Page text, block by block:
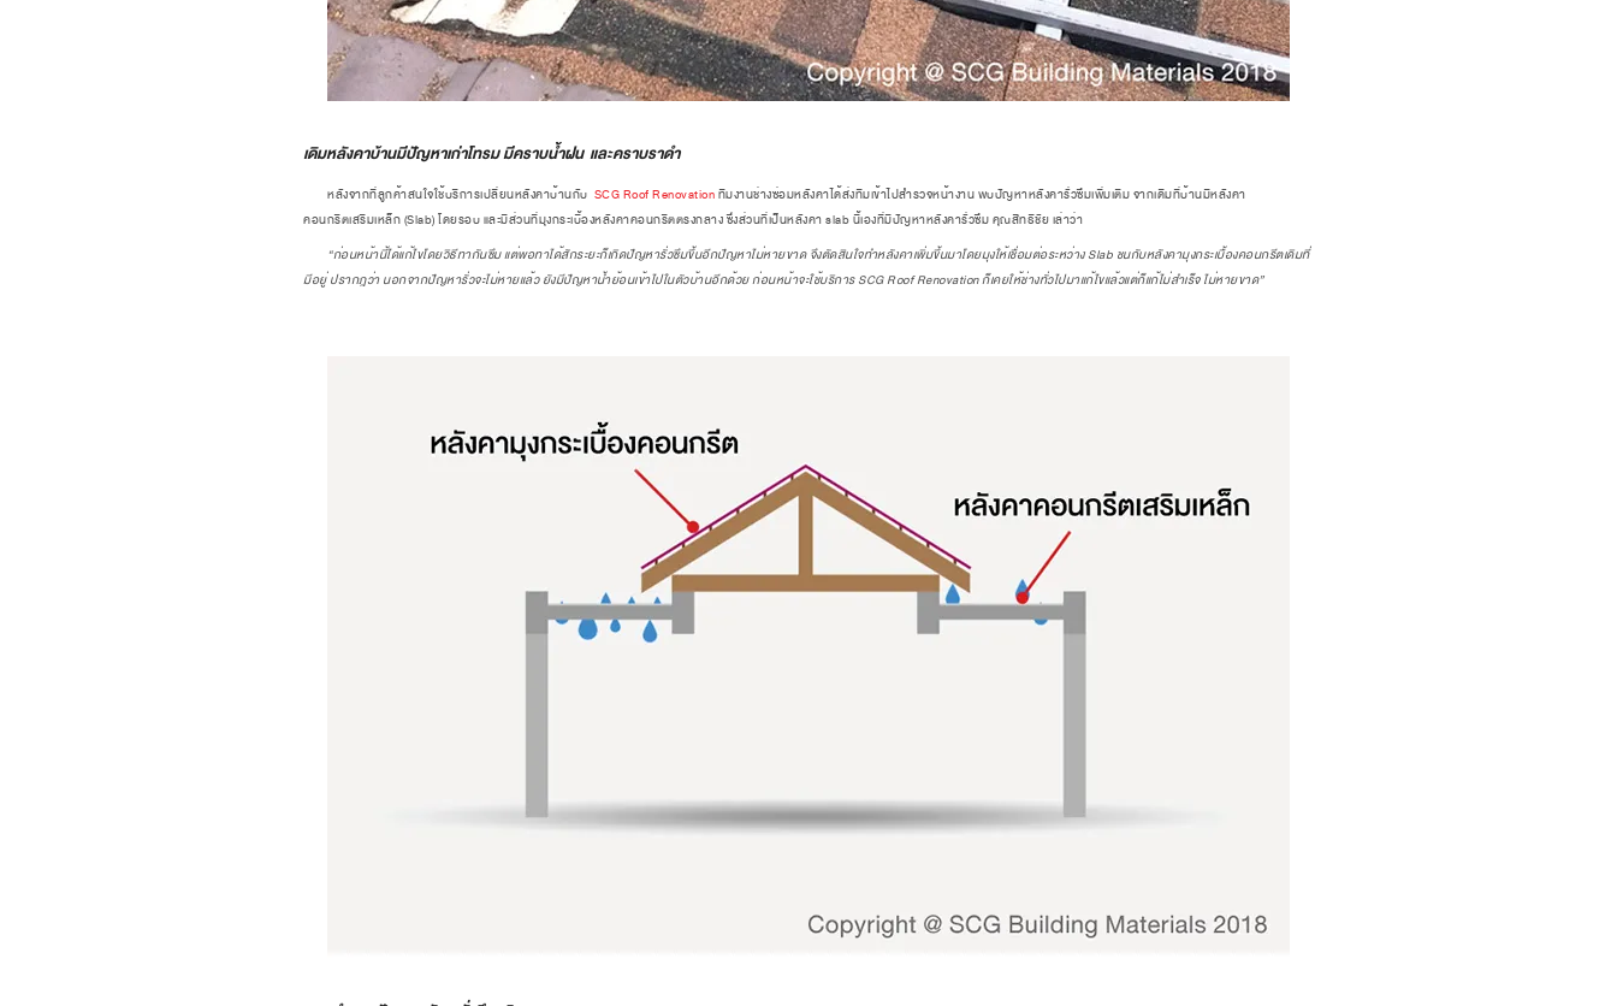
เดิมหลังคาบ้านมีปัญหาเก่าโทรม มีคราบน้ำฝน และคราบราดำ
หลังจากที่ลูกค้าสนใจใช้บริการเปลี่ยนหลังคาบ้านกับ SCG Roof Renovationทีมงานช่างซ่อมหลังคาได้ส่งทีมเข้าไปสำรวจหน้างาน พบปัญหาหลังคารั่วซึมเพิ่มเติม จากเดิมที่บ้านมีหลังคา
คอนกรีตเสริมเหล็ก (Slab) โดยรอบ และมีส่วนที่มุงกระเบื้องหลังคาคอนกรีตตรงกลาง ซึ่งส่วนที่เป็นหลังคา slab นี้เองที่มีปัญหาหลังคารั่วซึม คุณสิทธิชัย เล่าว่า
“ก่อนหน้านี้ได้แก้ไขโดยวิธีทากันซึม แต่พอทาได้สักระยะก็เกิดปัญหารั่วซึมขึ้นอีกปัญหาไม่หายขาด จึงตัดสินใจทำหลังคาเพิ่มขึ้นมาโดยมุงให้เชื่อมต่อระหว่าง Slab ชนกับหลังคามุงกระเบื้องคอนกรีตเดิมที่
มีอยู่ ปรากฎว่า นอกจากปัญหารั่วจะไม่หายแล้ว ยังมีปัญหาน้ำย้อนเข้าไปในตัวบ้านอีกด้วย ก่อนหน้าจะใช้บริการ SCG Roof Renovationก็เคยให้ช่างทั่วไปมาแก้ไขแล้วแต่ก็แก้ไม่สำเร็จ ไม่หายขาด”